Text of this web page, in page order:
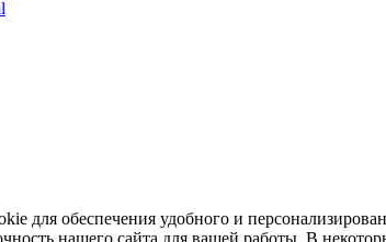
для обеспечения удобного и